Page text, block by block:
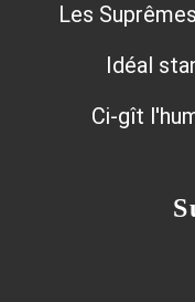
Les
Idéal
Ci-gît